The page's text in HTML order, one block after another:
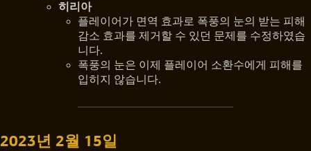
히리아
플레이어가 면역 효과로 폭풍의 눈의 받는 피해
감소 효과를 제거할 수 있던 문제를 수정하였습
니다.
폭풍의 눈은 이제 플레이어 소환수에게 피해를
입히지 않습니다.
2023년 2월 15일